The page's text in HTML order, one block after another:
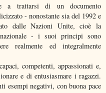
a trattarsi di un documento
- nonostante sia del 1992 e
dalle Nazioni Unite, cioè la
- i suoi principi sono
realmente ed integralmente
competenti, appassionati e,
e di entusiasmare i ragazzi.
esempi negativi, con buona pace